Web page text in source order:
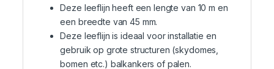
Deze leeflijn heeft een lengte van 10 m en
een breedte van 45 mm.
Deze leeflijn is ideaal voor installatie en
gebruik op grote structuren (skydomes,
bomen etc.) balkankers of palen.